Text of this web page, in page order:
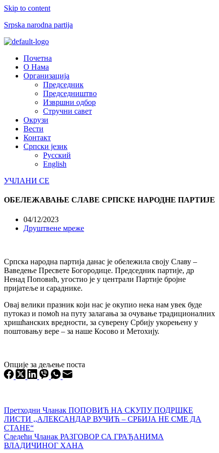
Skip to content
Srpska narodna partija
Menu
Почетна
О Нама
Организација
Председник
Председништво
Извршни одбор
Стручни савет
Окрузи
Вести
Контакт
Српски језик
Русский
English
УЧЛАНИ СЕ
ОБЕЛЕЖАВАЊЕ СЛАВЕ СРПСКЕ НАРОДНЕ ПАРТИЈЕ
04/12/2023
Друштвене мреже
Српска народна партија данас је обележила своју Славу –
Ваведење Пресвете Богородице. Председник партије, др
Ненад Поповић, угостио је у централи Партије бројне
пријатеље и сараднике.
Овај велики празник који нас је окупио нека нам увек буде
путоказ и помоћ на путу залагања за очување традиционалних
хришћанских вредности, за суверену Србију укорењену у
поштовању вере – за наше Косово и Метохију.
Опције за дељење поста
Претходни Чланак ПОПОВИЋ НА СКУПУ ПОДРШКЕ
ЛИСТИ ,,АЛЕКСАНДАР ВУЧИЋ – СРБИЈА НЕ СМЕ ДА
СТАНЕ“
Следећи Чланак РАЗГОВОР СА ГРАЂАНИМА
ВЛАДИЧИНОГ ХАНА